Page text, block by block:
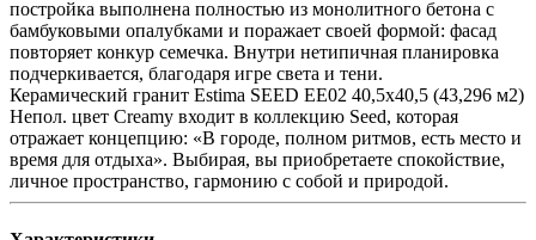
постройка выполнена полностью из монолитного бетона с
бамбуковыми опалубками и поражает своей формой: фасад
повторяет конкур семечка. Внутри нетипичная планировка
подчеркивается, благодаря игре света и тени.
Керамический гранит Estima SEED EE02 40,5x40,5 (43,296 м2)
Непол. цвет Creamy входит в коллекцию Seed, которая
отражает концепцию: «В городе, полном ритмов, есть место и
время для отдыха». Выбирая, вы приобретаете cпокойствие,
личное пространство, гармонию с собой и природой.